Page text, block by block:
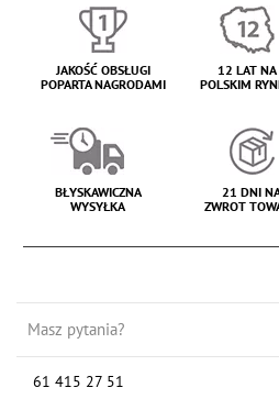
JAKOŚĆ OBSŁUGI
POPARTA NAGRODAMI
12 LAT NA
POLSKIM
BŁYSKAWICZNA
WYSYŁKA
21 DNI
ZWROT
Masz pytania?
61 415 27 51